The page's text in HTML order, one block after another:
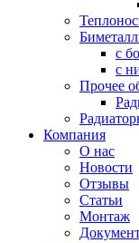
с
с
Прочее
Компания
О нас
Новости
Отзывы
Статьи
Монтаж